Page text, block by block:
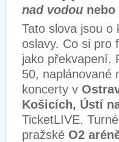
nad vodou nebo
Tato slova jsou o
oslavy. Co si pro
jako překvapení.
50, naplánované
koncerty v
Košicích, Ústí
TicketLIVE.
pražské O2